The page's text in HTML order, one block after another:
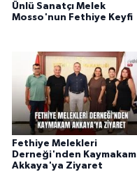
Ünlü Sanatçı Melek
Mosso'nun Fethiye Keyfi
Fethiye Melekleri
Derneği'nden Kaymakam
Akkaya'ya Ziyaret